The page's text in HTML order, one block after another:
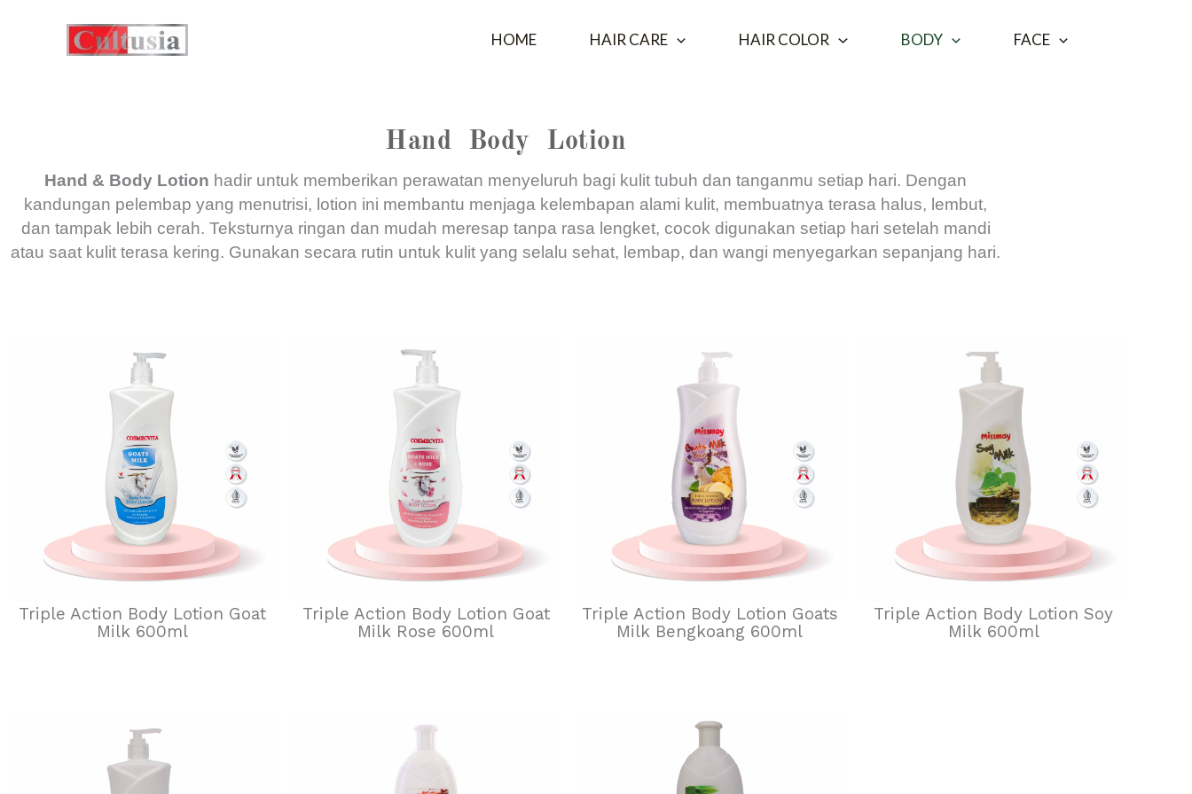
HOME HAIR CARE HAIR COLOR BODY FACE
Hand Body Lotion
Hand & Body Lotion hadir untuk memberikan perawatan menyeluruh bagi kulit tubuh dan tanganmu setiap hari. Dengan
kandungan pelembap yang menutrisi, lotion ini membantu menjaga kelembapan alami kulit, membuatnya terasa halus, lembut,
dan tampak lebih cerah. Teksturnya ringan dan mudah meresap tanpa rasa lengket, cocok digunakan setiap hari setelah mandi
atau saat kulit terasa kering. Gunakan secara rutin untuk kulit yang selalu sehat, lembap, dan wangi menyegarkan sepanjang hari.
Triple Action Body Lotion Goat
Milk 600ml
Triple Action Body Lotion Goat
Milk Rose 600ml
Triple Action Body Lotion Goats
Milk Bengkoang 600ml
Triple Action Body Lotion Soy
Milk 600ml